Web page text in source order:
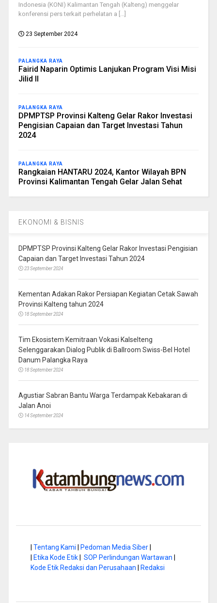
Indonesia (KONI) Kalimantan Tengah (Kalteng) menggelar
konferensi pers terkait perhelatan a [...]
23 September 2024
PALANGKA RAYA
Fairid Naparin Optimis Lanjukan Program Visi Misi
Jilid II
PALANGKA RAYA
DPMPTSP Provinsi Kalteng Gelar Rakor Investasi
Pengisian Capaian dan Target Investasi Tahun
2024
PALANGKA RAYA
Rangkaian HANTARU 2024, Kantor Wilayah BPN
Provinsi Kalimantan Tengah Gelar Jalan Sehat
EKONOMI & BISNIS
DPMPTSP Provinsi Kalteng Gelar Rakor Investasi Pengisian
Capaian dan Target Investasi Tahun 2024
23 September 2024
Kementan Adakan Rakor Persiapan Kegiatan Cetak Sawah
Provinsi Kalteng tahun 2024
18 September 2024
Tim Ekosistem Kemitraan Vokasi Kalselteng
Selenggarakan Dialog Publik di Ballroom Swiss-Bel Hotel
Danum Palangka Raya
18 September 2024
Agustiar Sabran Bantu Warga Terdampak Kebakaran di
Jalan Anoi
14 September 2024
Tentang Kami Pedoman Media Siber|
Etika Kode Etik| SOP Perlindungan Wartawan
Kode Etik Redaksi dan Perusahaan
Redaksi